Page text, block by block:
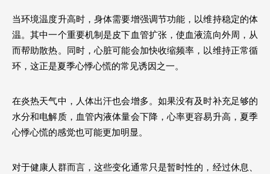
当环境温度升高时，身体需要增强调节功能，以维持稳定的体
温。其中一个重要机制是皮下血管扩张，使血液流向外周，从
而帮助散热。同时，心脏可能会加快收缩频率，以维持正常循
环，这正是夏季心悸心慌的常见诱因之一。
在炎热天气中，人体出汗也会增多。如果没有及时补充足够的
水分和电解质，血管内液体量会下降，心率更容易升高，夏季
心悸心慌的感觉也可能更加明显。
对于健康人群而言，这些变化通常只是暂时性的，经过休息、